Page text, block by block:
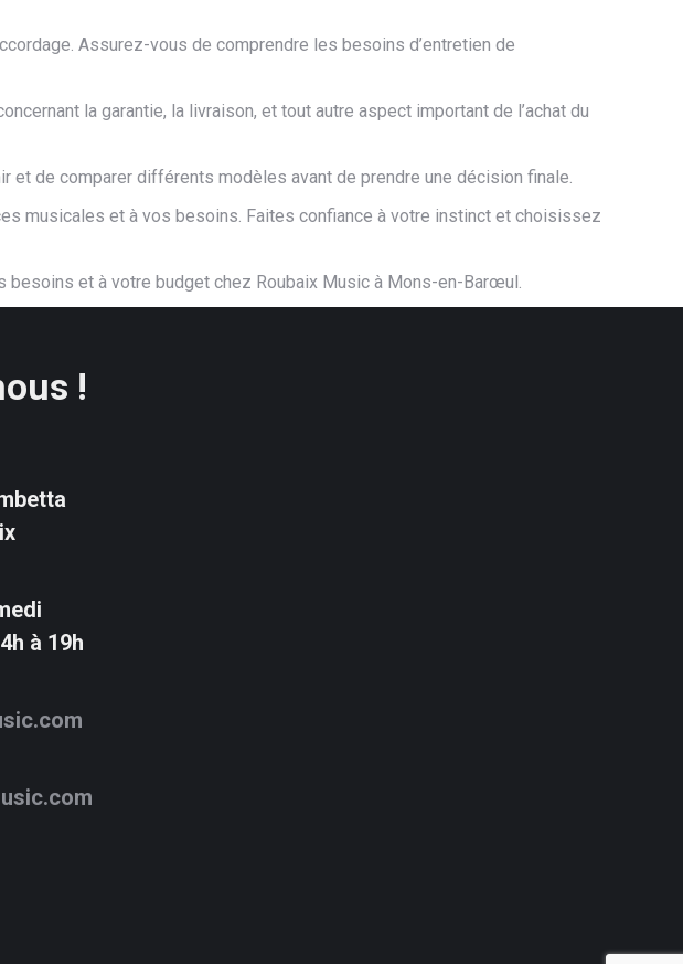
Assurez-vous de comprendre les besoins d’entretien de
la garantie, la livraison, et tout autre aspect important de l’achat du
de comparer différents modèles avant de prendre une décision finale.
musicales et à vos besoins. Faites confiance à votre instinct et choisissez
besoins et à votre budget chez Roubaix Music à Mons-en-Barœul.
!
à 19h